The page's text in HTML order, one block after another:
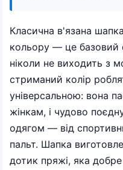
Класична в'язана
кольору — це базовий
ніколи не виходить з
стриманий колір
універсальною: вона
жінкам, і чудово
одягом — від
пальт. Шапка
дотик пряжі, яка